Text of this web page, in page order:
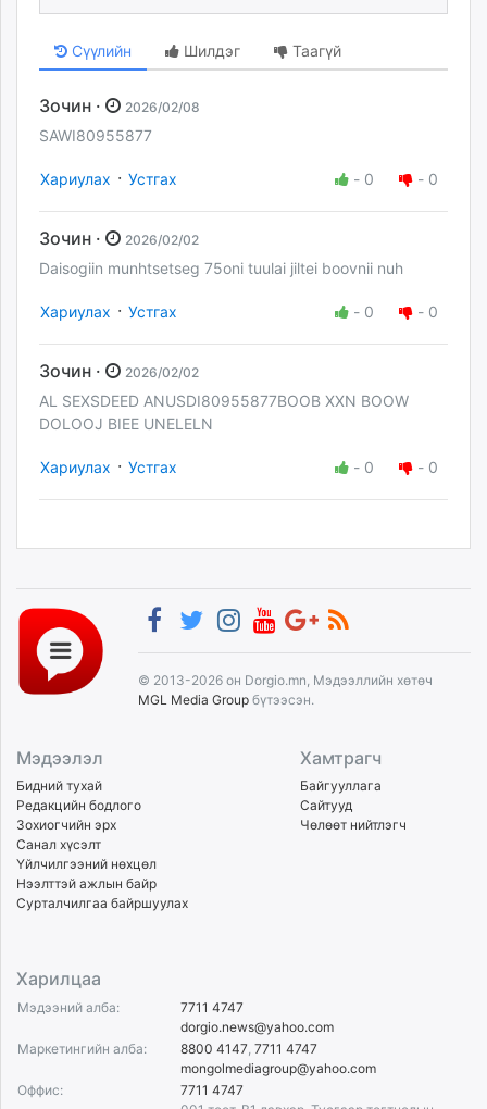
Сүүлийн Шилдэг Таагүй
Зочин · 2026/02/08
SAWI80955877
Хариулах · Устгах - 0 - 0
Зочин · 2026/02/02
Daisogiin munhtsetseg 75oni tuulai jiltei boovnii nuh
Хариулах · Устгах - 0 - 0
Зочин · 2026/02/02
AL SEXSDEED ANUSDI80955877BOOB XXN BOOW
DOLOOJ BIEE UNELELN
Хариулах · Устгах - 0 - 0
© 2013-2026 он Dorgio.mn, Мэдээллийн хөтөч
MGL Media Group бүтээсэн.
Мэдээлэл
Бидний тухай
Редакцийн бодлого
Зохиогчийн эрх
Санал хүсэлт
Үйлчилгээний нөхцөл
Нээлттэй ажлын байр
Сурталчилгаа байршуулах
Хамтрагч
Байгууллага
Сайтууд
Чөлөөт нийтлэгч
Харилцаа
Мэдээний алба:
7711 4747
dorgio.news@yahoo.com
Маркетингийн алба:
8800 4147, 7711 4747
mongolmediagroup@yahoo.com
Оффис:
7711 4747